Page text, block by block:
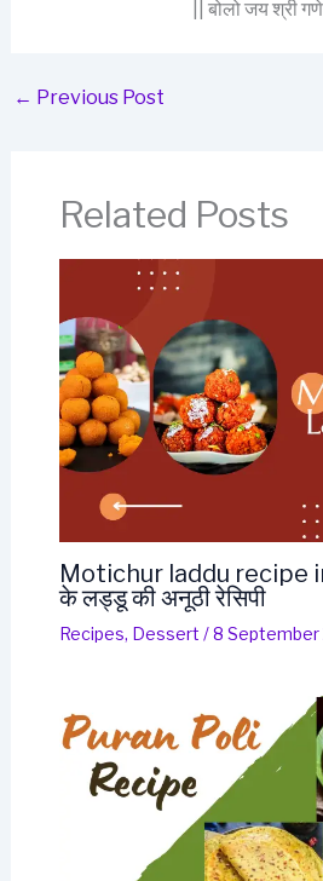
|| बोलो जय श्री गणेश
← Previous Post
Related Posts
Motichur laddu recipe
के लड्डू की अनूठी रेसिपी
Recipes, Dessert /8 September